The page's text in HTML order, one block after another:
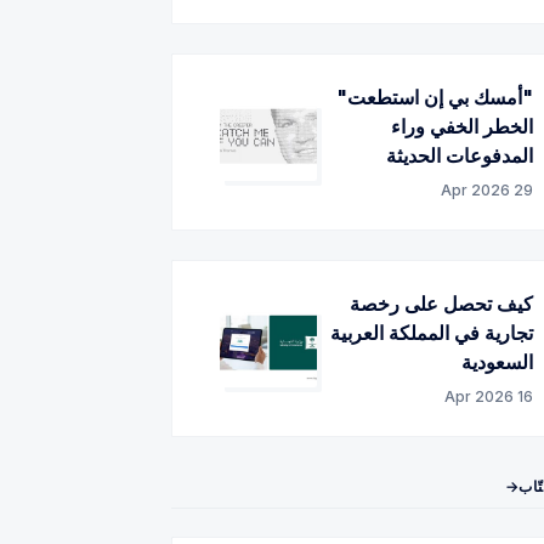
"أمسك بي إن استطعت"
الخطر الخفي وراء
المدفوعات الحديثة
29 Apr 2026
كيف تحصل على رخصة
تجارية في المملكة العربية
السعودية
16 Apr 2026